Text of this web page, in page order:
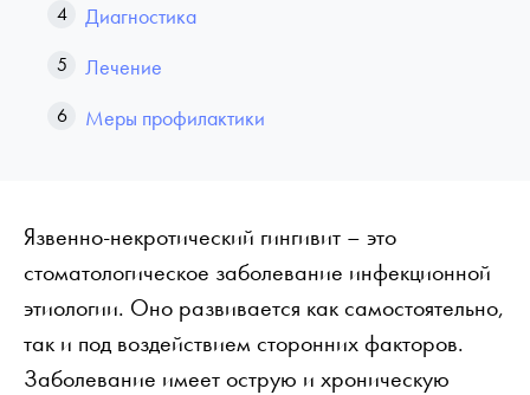
Диагностика
Лечение
Меры профилактики
Язвенно-некротический гингивит – это
стоматологическое заболевание инфекционной
этиологии. Оно развивается как самостоятельно,
так и под воздействием сторонних факторов.
Заболевание имеет острую и хроническую